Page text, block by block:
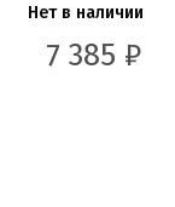
Нет в наличии
7 385 ₽